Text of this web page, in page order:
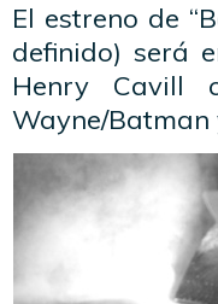
El estreno de
definido) será
Henry Cavill
Wayne/Batman